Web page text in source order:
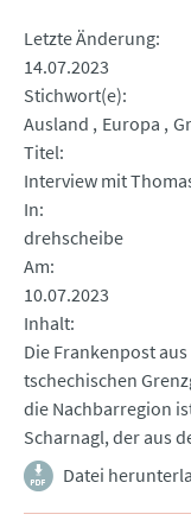
Letzte Änderung
14.07.2023
Stichwort(e)
Ausland
Europa
Titel
Interview mit
In
drehscheibe
Am
10.07.2023
Inhalt
Die Frankenpost
tschechischen
die Nachbarregion
Scharnagl, der aus
Datei